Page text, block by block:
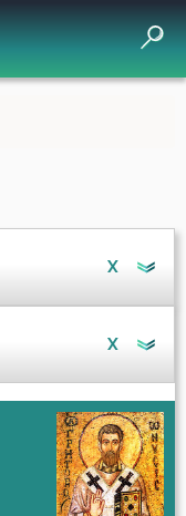
X
X